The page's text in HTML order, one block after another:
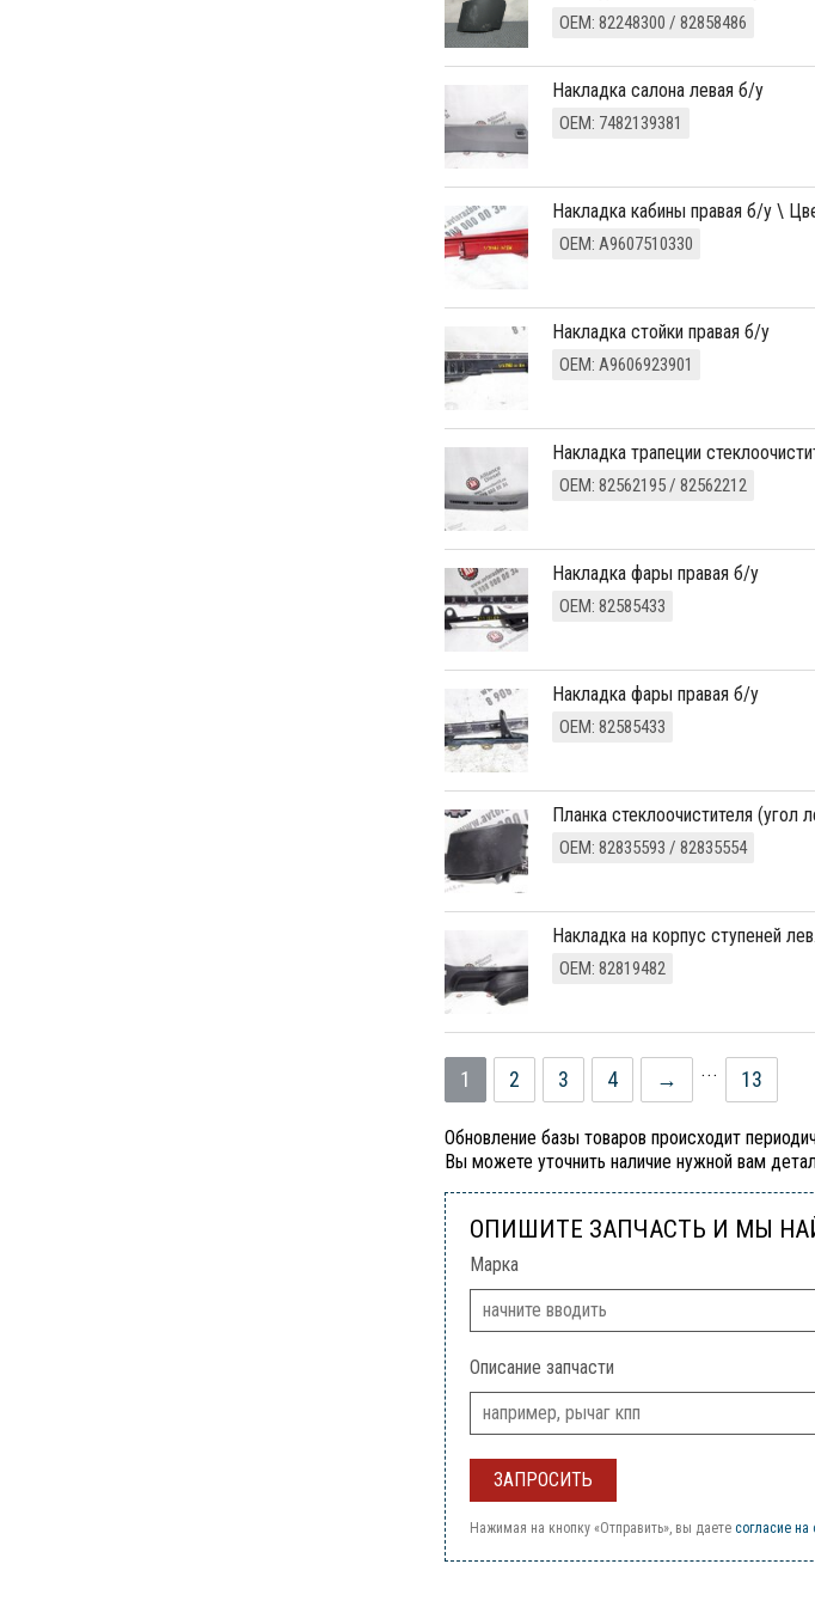
ОЕМ: 82248300 / 82858486
накладка салона левая б/у
ОЕМ: 7482139381
Накладка кабины правая б/у \
ОЕМ: A9607510330
Накладка стойки правая б/у
ОЕМ: A9606923901
накладка трапеции
ОЕМ: 82562195 / 82562212
накладка фары правая б/у
ОЕМ: 82585433
накладка фары правая б/у
ОЕМ: 82585433
Планка стеклоочистителя (угол
ОЕМ: 82835593 / 82835554
накладка на корпус ступеней
ОЕМ: 82819482
1 2 3 4 → ... 13
Обновление базы товаров происходит
Вы можете уточнить наличие нужной вам
ОПИШИТЕ ЗАПЧАСТЬ И МЫ
Марка
Описание запчасти
Нажимая на кнопку «Отправить», вы даете согласие на